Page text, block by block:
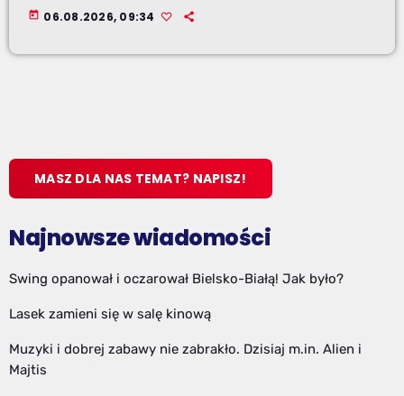
today 06.08.2026, 09:34
MASZ DLA NAS TEMAT? NAPISZ!
Najnowsze wiadomości
Swing opanował i oczarował Bielsko-Białą! Jak było?
Lasek zamieni się w salę kinową
Muzyki i dobrej zabawy nie zabrakło. Dzisiaj m.in. Alien i
Majtis